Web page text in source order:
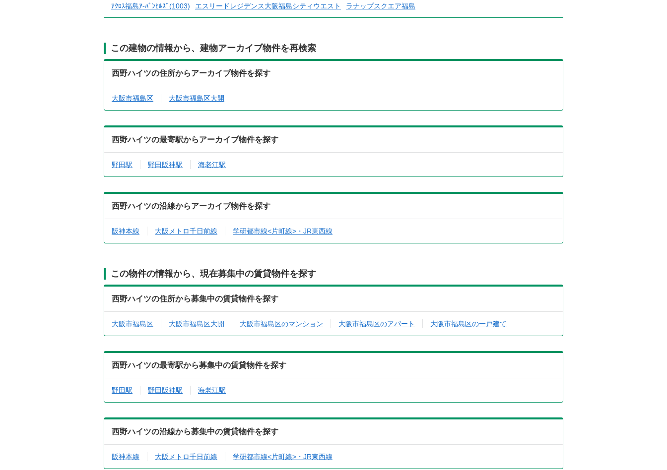
ｱｸﾛｽ福島ｱ-ﾊﾞﾝﾋﾙｽﾞ(1003)
エスリードレジデンス大阪福島シティウエスト ラナップスクエア福島
この建物の情報から、建物アーカイブ物件を再検索
西野ハイツの住所からアーカイブ物件を探す
大阪市福島区 大阪市福島区大開
西野ハイツの最寄駅からアーカイブ物件を探す
野田駅 野田阪神駅 海老江駅
西野ハイツの沿線からアーカイブ物件を探す
阪神本線 大阪メトロ千日前線 学研都市線<片町線>・JR東西線
この物件の情報から、現在募集中の賃貸物件を探す
西野ハイツの住所から募集中の賃貸物件を探す
大阪市福島区 大阪市福島区大開 大阪市福島区のマンション 大阪市福島区のアパート 大阪市福島区の一戸建て
西野ハイツの最寄駅から募集中の賃貸物件を探す
野田駅 野田阪神駅 海老江駅
西野ハイツの沿線から募集中の賃貸物件を探す
阪神本線 大阪メトロ千日前線 学研都市線<片町線>・JR東西線